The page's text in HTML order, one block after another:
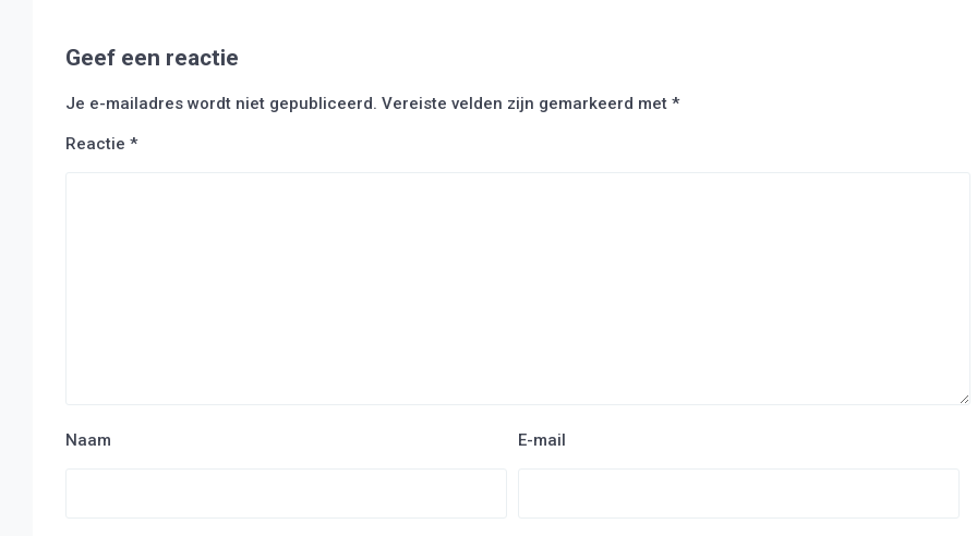
Geef een reactie
Je e-mailadres wordt niet gepubliceerd. Vereiste velden zijn gemarkeerd met *
Reactie *
Naam E-mail